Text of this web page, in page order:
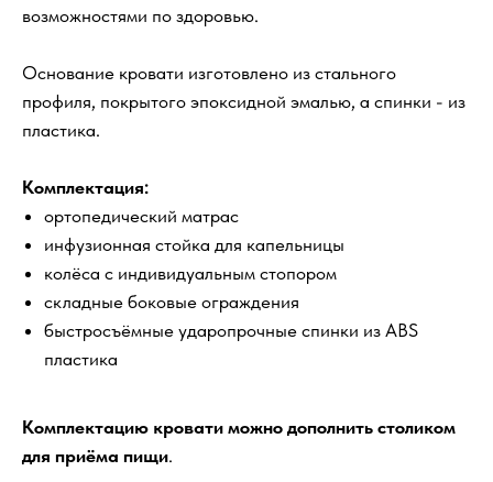
возможностями по здоровью.
Основание кровати изготовлено из стального
профиля, покрытого эпоксидной эмалью, а спинки - из
пластика.
Комплектация:
ортопедический матрас
инфузионная стойка для капельницы
колёса с индивидуальным стопором
складные боковые ограждения
быстросъёмные ударопрочные спинки из ABS
пластика
Комплектацию кровати можно дополнить столиком
для приёма пищи.